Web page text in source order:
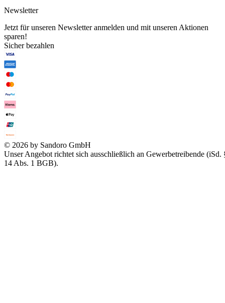
Newsletter
Jetzt für unseren Newsletter anmelden und mit unseren Aktionen
sparen!
Sicher bezahlen
© 2026 by Sandoro GmbH
Unser Angebot richtet sich ausschließlich an Gewerbetreibende (iSd.
14 Abs. 1 BGB).